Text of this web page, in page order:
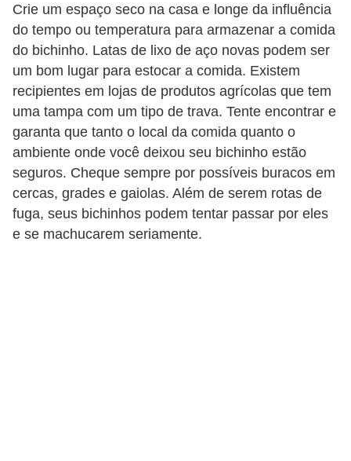
Crie um espaço seco na casa e longe da influência
do tempo ou temperatura para armazenar a comida
do bichinho. Latas de lixo de aço novas podem ser
um bom lugar para estocar a comida. Existem
recipientes em lojas de produtos agrícolas que tem
uma tampa com um tipo de trava. Tente encontrar e
garanta que tanto o local da comida quanto o
ambiente onde você deixou seu bichinho estão
seguros. Cheque sempre por possíveis buracos em
cercas, grades e gaiolas. Além de serem rotas de
fuga, seus bichinhos podem tentar passar por eles
e se machucarem seriamente.
e
x
ó
t
i
c
o
s
A
v